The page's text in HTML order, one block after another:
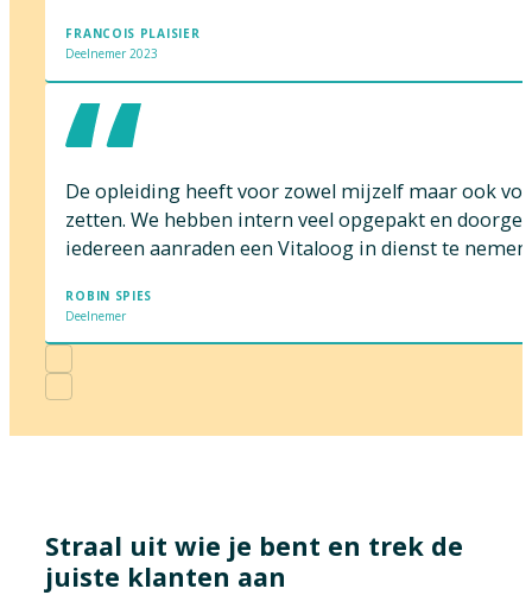
FRANCOIS PLAISIER
Deelnemer 2023
De opleiding heeft voor zowel mijzelf maar ook
zetten. We hebben intern veel opgepakt en
iedereen aanraden een Vitaloog in dienst te
ROBIN SPIES
Deelnemer
Straal uit wie je bent en trek de
juiste klanten aan